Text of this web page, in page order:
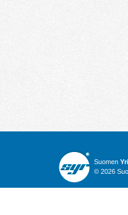
Suomen
© 2026